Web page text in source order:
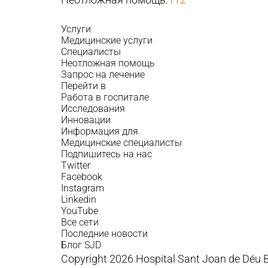
Услуги
Медицинские услуги
Специалисты
Неотложная помощь
Запрос на лечение
Перейти в
Работа в госпитале
Исследования
Инновации
Информация для
Медицинские специалисты
Подпишитесь на нас
Twitter
Facebook
Instagram
Linkedin
YouTube
Все сети
Последние новости
Блог SJD
Copyright 2026 Hospital Sant Joan de Déu